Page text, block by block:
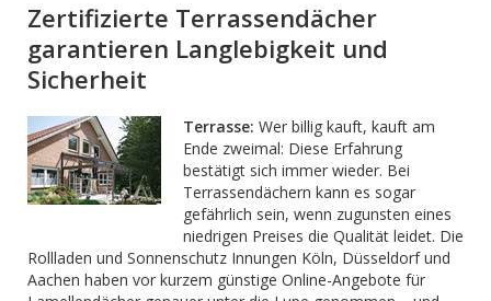
Zertifizierte Terrassendächer
garantieren Langlebigkeit und
Sicherheit
Terrasse: Wer billig kauft, kauft am
Ende zweimal: Diese Erfahrung
bestätigt sich immer wieder. Bei
Terrassendächern kann es sogar
gefährlich sein, wenn zugunsten eines
niedrigen Preises die Qualität leidet. Die
Rollladen und Sonnenschutz Innungen Köln, Düsseldorf und
Aachen haben vor kurzem günstige Online-Angebote für